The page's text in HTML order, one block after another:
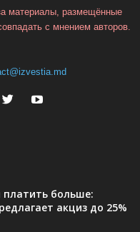
материалы, размещённые
с мнением авторов.
платить больше:
акциз до 25%